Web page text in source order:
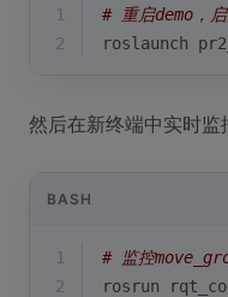
1
# 重启demo，
2
roslaunch
然后在新终端中实时监
BASH
1
# 监控
2
rosrun